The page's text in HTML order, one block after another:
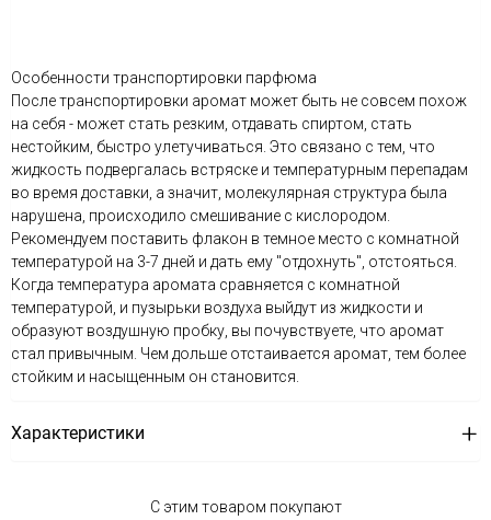
Особенности транспортировки парфюма
После транспортировки аромат может быть не совсем похож
на себя - может стать резким, отдавать спиртом, стать
нестойким, быстро улетучиваться. Это связано с тем, что
жидкость подвергалась встряске и температурным перепадам
во время доставки, а значит, молекулярная структура была
нарушена, происходило смешивание с кислородом.
Рекомендуем поставить флакон в темное место с комнатной
температурой на 3-7 дней и дать ему "отдохнуть", отстояться.
Когда температура аромата сравняется с комнатной
температурой, и пузырьки воздуха выйдут из жидкости и
образуют воздушную пробку, вы почувствуете, что аромат
стал привычным. Чем дольше отстаивается аромат, тем более
стойким и насыщенным он становится.
Характеристики
С этим товаром покупают